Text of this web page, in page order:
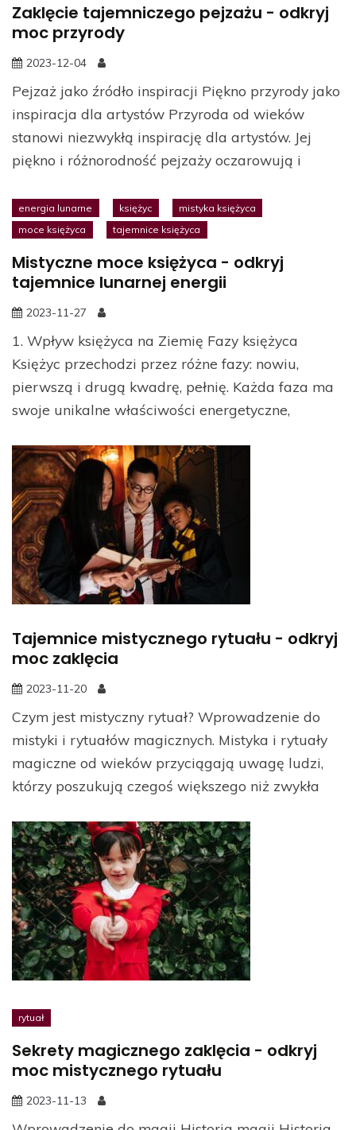
Zaklęcie tajemniczego pejzażu - odkryj
moc przyrody
2023-12-04
Pejzaż jako źródło inspiracji Piękno przyrody jako
inspiracja dla artystów Przyroda od wieków
stanowi niezwykłą inspirację dla artystów. Jej
piękno i różnorodność pejzaży oczarowują i
energia lunarne księżyc
mistyka księżyca
moce księżyca
tajemnice księżyca
Mistyczne moce księżyca - odkryj
tajemnice lunarnej energii
2023-11-27
1. Wpływ księżyca na Ziemię Fazy księżyca
Księżyc przechodzi przez różne fazy: nowiu,
pierwszą i drugą kwadrę, pełnię. Każda faza ma
swoje unikalne właściwości energetyczne,
Tajemnice mistycznego rytuału - odkryj
moc zaklęcia
2023-11-20
Czym jest mistyczny rytuał? Wprowadzenie do
mistyki i rytuałów magicznych. Mistyka i rytuały
magiczne od wieków przyciągają uwagę ludzi,
którzy poszukują czegoś większego niż zwykła
rytuał
Sekrety magicznego zaklęcia - odkryj
moc mistycznego rytuału
2023-11-13